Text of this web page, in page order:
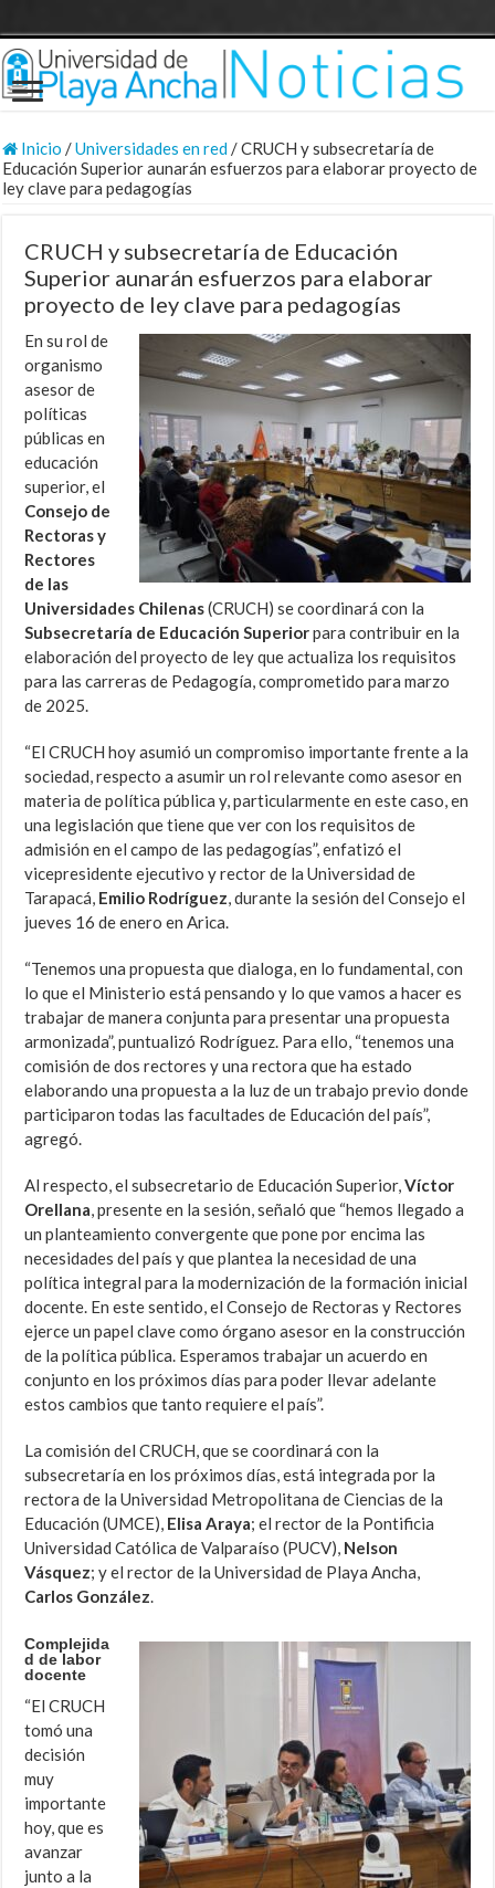
Inicio /Universidades en red/CRUCH y subsecretaría de
Educación Superior aunarán esfuerzos para elaborar proyecto de
ley clave para pedagogías
CRUCH y subsecretaría de Educación
Superior aunarán esfuerzos para elaborar
proyecto de ley clave para pedagogías
En su rol de
organismo
asesor de
políticas
públicas en
educación
superior, el
Consejo de
Rectoras y
Rectores
de las
Universidades Chilenas(CRUCH) se coordinará con la
Subsecretaría de Educación Superiorpara contribuir en la
elaboración del proyecto de ley que actualiza los requisitos
para las carreras de Pedagogía, comprometido para marzo
de 2025.
“El CRUCH hoy asumió un compromiso importante frente a la
sociedad, respecto a asumir un rol relevante como asesor en
materia de política pública y, particularmente en este caso, en
una legislación que tiene que ver con los requisitos de
admisión en el campo de las pedagogías”, enfatizó el
vicepresidente ejecutivo y rector de la Universidad de
Tarapacá, Emilio Rodríguez, durante la sesión del Consejo el
jueves 16 de enero en Arica.
“Tenemos una propuesta que dialoga, en lo fundamental, con
lo que el Ministerio está pensando y lo que vamos a hacer es
trabajar de manera conjunta para presentar una propuesta
armonizada”, puntualizó Rodríguez. Para ello, “tenemos una
comisión de dos rectores y una rectora que ha estado
elaborando una propuesta a la luz de un trabajo previo donde
participaron todas las facultades de Educación del país”,
agregó.
Al respecto, el subsecretario de Educación Superior,Víctor
Orellana, presente en la sesión, señaló que “hemos llegado a
un planteamiento convergente que pone por encima las
necesidades del país y que plantea la necesidad de una
política integral para la modernización de la formación inicial
docente. En este sentido, el Consejo de Rectoras y Rectores
ejerce un papel clave como órgano asesor en la construcción
de la política pública. Esperamos trabajar un acuerdo en
conjunto en los próximos días para poder llevar adelante
estos cambios que tanto requiere el país”.
La comisión del CRUCH, que se coordinará con la
subsecretaría en los próximos días, está integrada por la
rectora de la Universidad Metropolitana de Ciencias de la
Educación (UMCE), Elisa Araya; el rector de la Pontificia
Universidad Católica de Valparaíso (PUCV), Nelson
Vásquez; y el rector de la Universidad de Playa Ancha,
Carlos González.
Complejida
d de labor
docente
“El CRUCH
tomó una
decisión
muy
importante
hoy, que es
avanzar
junto a la